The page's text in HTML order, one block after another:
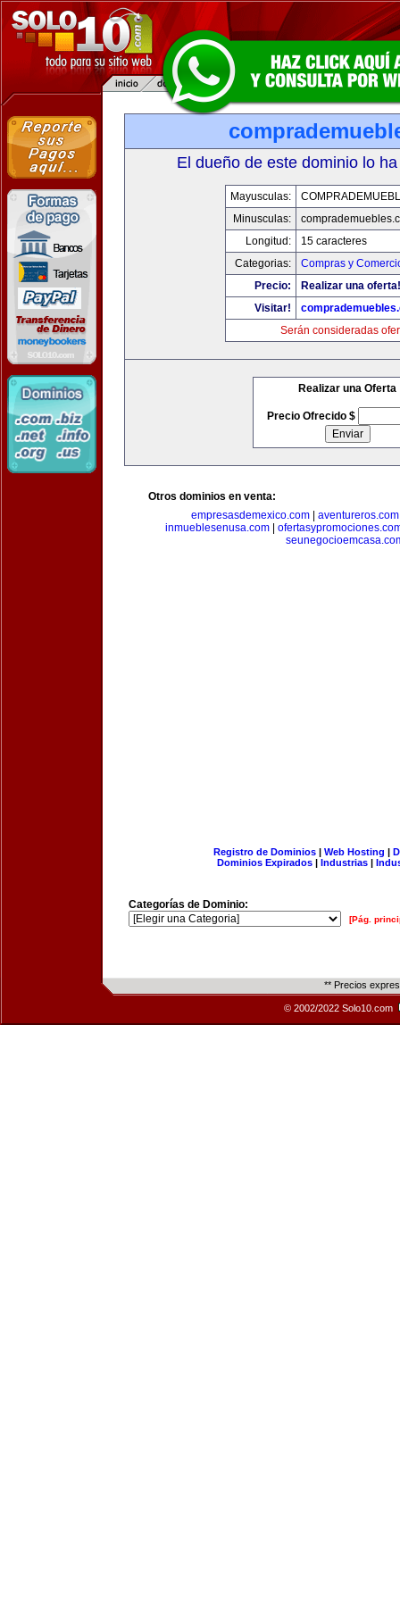
El dueño de este dominio lo
Mayusculas:
Minusculas:
Longitud:
15 caracteres
Categorias:
Compras y
Precio:
Realizar una oferta!
Visitar!
Serán consideradas
Realizar una Oferta
Precio Ofrecido $
Otros dominios en venta:
empresasdemexico.com| aventureros.com
inmueblesenusa.com|
Registro de Dominios| Web Hosting |
Dominios Expirados | Industrias |
Categorías de Dominio:
[Pág.
** Precios
© 2002/2022 Solo10.com